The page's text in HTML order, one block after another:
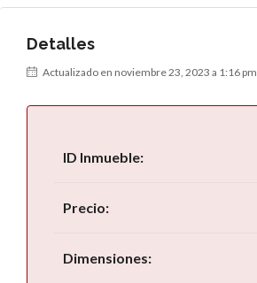
Detalles
Actualizado en noviembre 23, 2023 a 1:16 pm
ID Inmueble:
Precio:
Dimensiones: